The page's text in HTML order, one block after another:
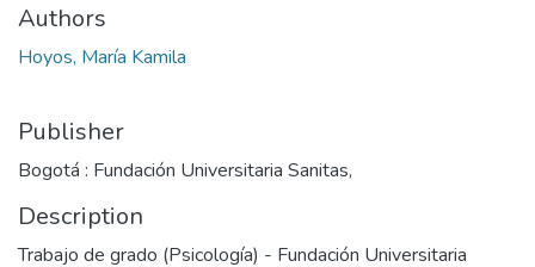
Authors
Hoyos, María Kamila
Publisher
Bogotá : Fundación Universitaria Sanitas,
Description
Trabajo de grado (Psicología) - Fundación Universitaria